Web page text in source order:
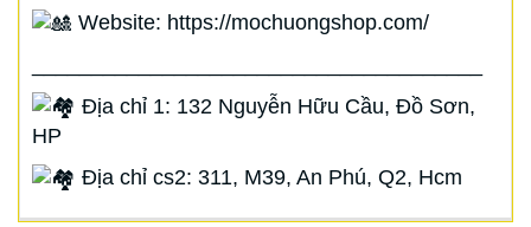
Website: https://mochuongshop.com/
Địa chỉ 1: 132 Nguyễn Hữu Cầu, Đồ Sơn,
HP
Địa chỉ cs2: 311, M39, An Phú, Q2, Hcm